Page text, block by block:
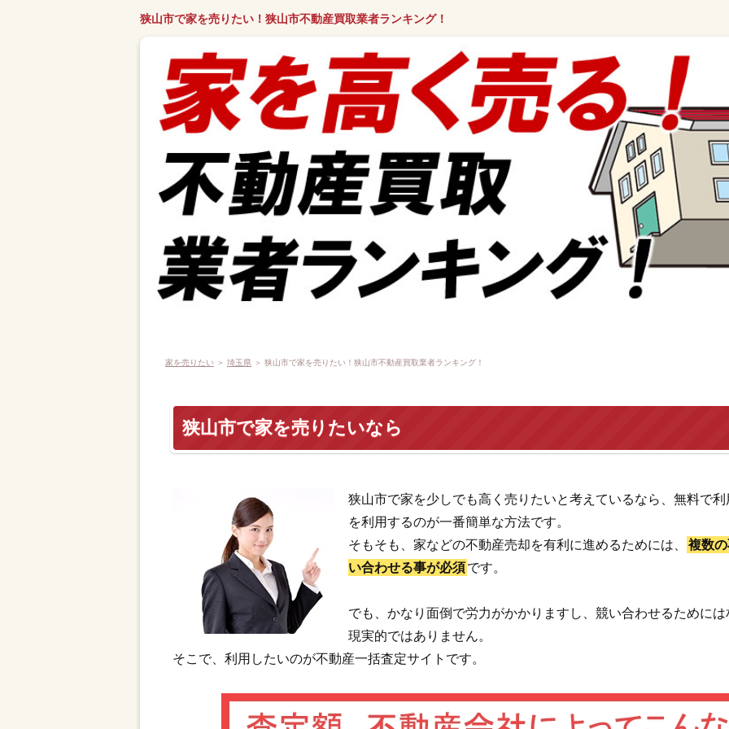
狭山市で家を売りたい！狭山市不動産買取業者ランキング！
家を売りたい ＞ 埼玉県 ＞ 狭山市で家を売りたい！狭山市不動産買取業者ランキング！
狭山市で家を売りたいなら
狭山市で家を少しでも高く売りたいと考えているなら、無料で
を利用するのが一番簡単な方法です。
そもそも、家などの不動産売却を有利に進めるためには、
複数
い合わせる事が必須です。
でも、かなり面倒で労力がかかりますし、競い合わせるために
現実的ではありません。
そこで、利用したいのが不動産一括査定サイトです。